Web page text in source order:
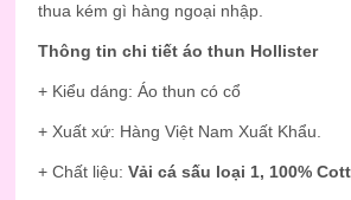
thua kém gì hàng ngoại nhập.
Thông tin chi tiết áo thun Hollister
+ Kiểu dáng: Áo thun có cổ
+ Xuất xứ: Hàng Việt Nam Xuất Khẩu.
+ Chất liệu: Vải cá sấu loại 1, 100%